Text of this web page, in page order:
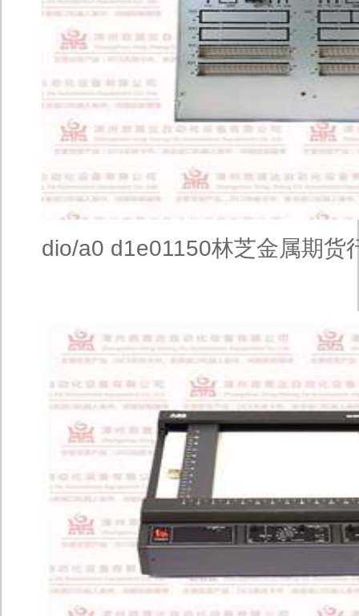
dio/a0 d1e01150林芝金属期货